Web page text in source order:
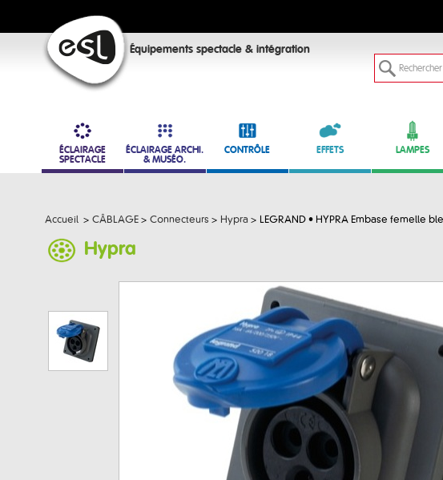
Équipements spectacle & intégration
ÉCLAIRAGE
SPECTACLE
ÉCLAIRAGE ARCHI.
& MUSÉO.
CONTRÔLE EFFETS LAMPES
Accueil > CÂBLAGE > Connecteurs > Hypra > LEGRAND • HYPRA Embase femelle
Hypra